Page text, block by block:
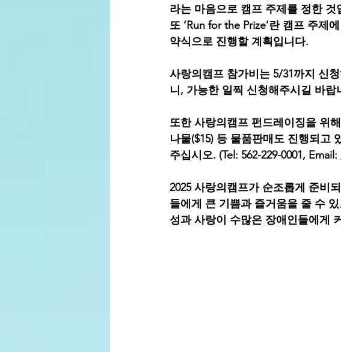
라는 마음으로 캠프 주제를 정한 것
또 ‘Run for the Prize’란 캠프 주제
약식으로 진행할 계획입니다.
사랑의캠프 참가비는 5/31까지 신청
니, 가능한 일찍 신청해주시길 바랍
또한 사랑의캠프 펀드레이징을 위
나물($15) 등 물품판매도 진행되고
주십시오. (Tel: 562-229-0001, Email:
2025 사랑의캠프가 순조롭게 준비
들에게 큰 기쁨과 즐거움을 줄 수
성과 사랑이 수많은 장애인들에게